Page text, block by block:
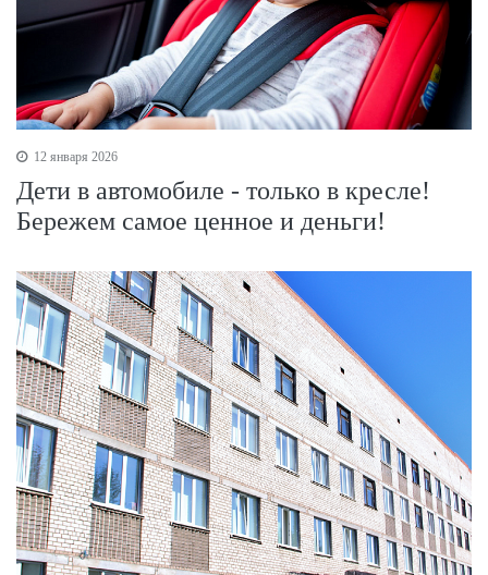
12 января 2026
Дети в автомобиле - только в кресле!
Бережем самое ценное и деньги!